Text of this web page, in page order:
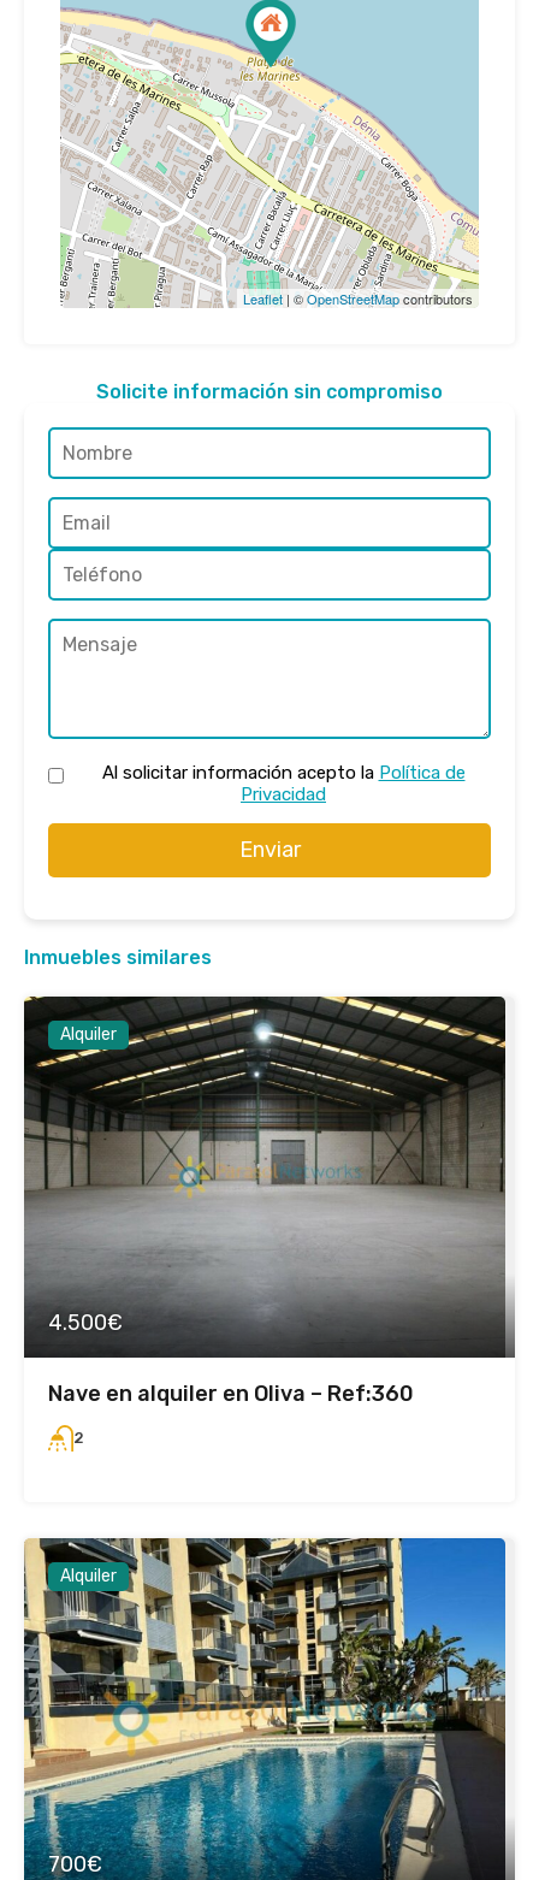
Leaflet | ©OpenStreetMapcontributors
Solicite información sin compromiso
Al solicitar información acepto la Política de
Privacidad
Enviar
Inmuebles similares
Alquiler
4.500€
Nave en alquiler en Oliva – Ref:360
2
Alquiler
700€